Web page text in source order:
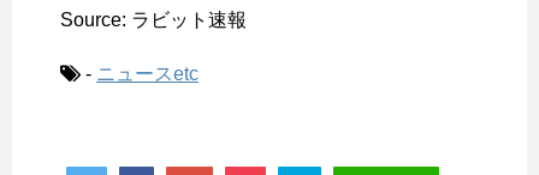
Source: ラビット速報
- ニュースetc